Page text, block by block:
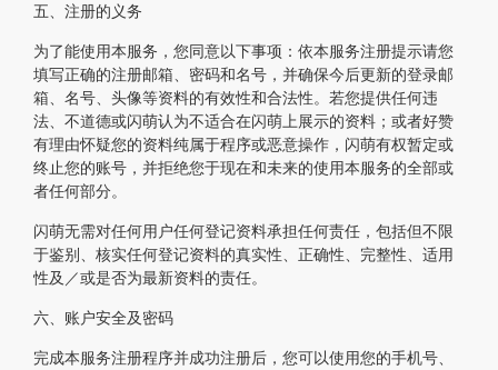
五、注册的义务
为了能使用本服务，您同意以下事项：依本服务注册提示请您
填写正确的注册邮箱、密码和名号，并确保今后更新的登录邮
箱、名号、头像等资料的有效性和合法性。若您提供任何违
法、不道德或闪萌认为不适合在闪萌上展示的资料；或者好赞
有理由怀疑您的资料纯属于程序或恶意操作，闪萌有权暂定或
终止您的账号，并拒绝您于现在和未来的使用本服务的全部或
者任何部分。
闪萌无需对任何用户任何登记资料承担任何责任，包括但不限
于鉴别、核实任何登记资料的真实性、正确性、完整性、适用
性及／或是否为最新资料的责任。
六、账户安全及密码
完成本服务注册程序并成功注册后，您可以使用您的手机号、